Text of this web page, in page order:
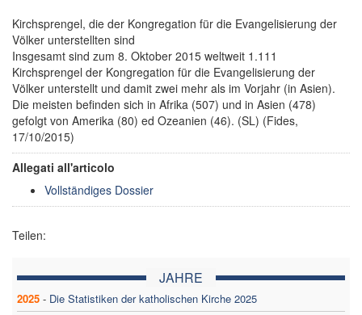
Kirchsprengel, die der Kongregation für die Evangelisierung der
Völker unterstellten sind
Insgesamt sind zum 8. Oktober 2015 weltweit 1.111
Kirchsprengel der Kongregation für die Evangelisierung der
Völker unterstellt und damit zwei mehr als im Vorjahr (in Asien).
Die meisten befinden sich in Afrika (507) und in Asien (478)
gefolgt von Amerika (80) ed Ozeanien (46). (SL) (Fides,
17/10/2015)
Allegati all'articolo
Vollständiges Dossier
Teilen:
JAHRE
2025 - Die Statistiken der katholischen Kirche 2025